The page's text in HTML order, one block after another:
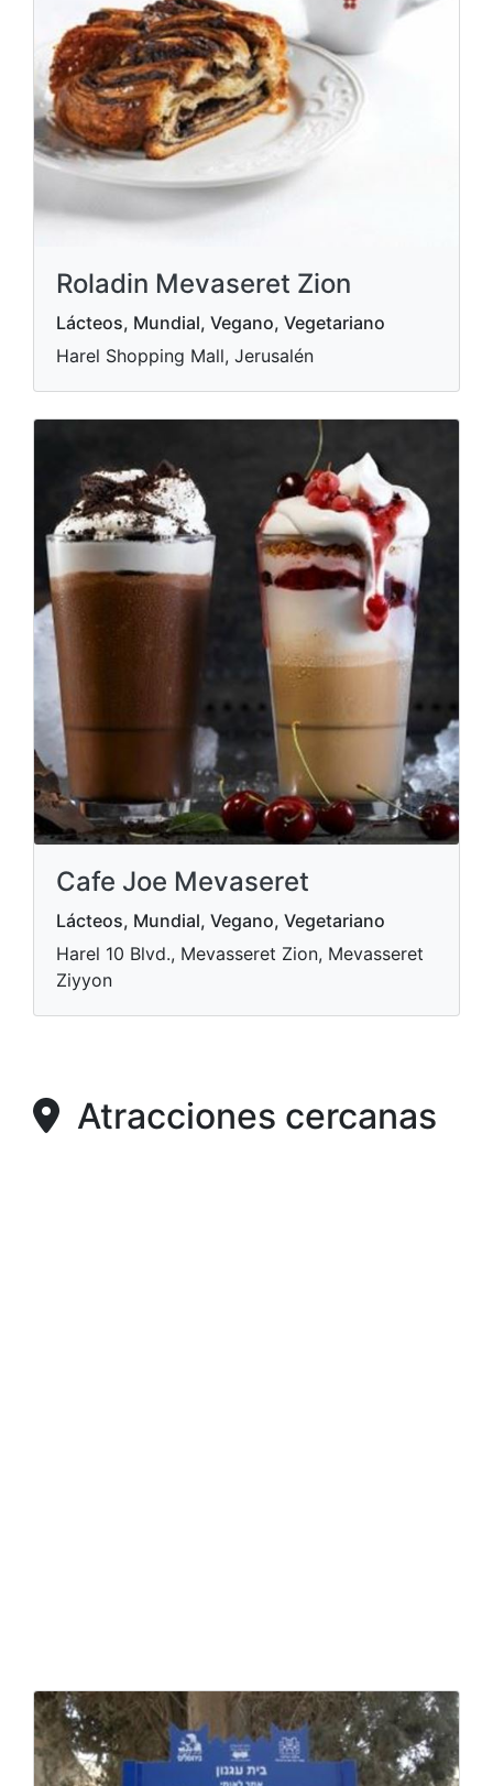
Roladin Mevaseret Zion
Lácteos, Mundial, Vegano, Vegetariano
Harel Shopping Mall, Jerusalén
Cafe Joe Mevaseret
Lácteos, Mundial, Vegano, Vegetariano
Harel 10 Blvd., Mevasseret Zion, Mevasseret
Ziyyon
Atracciones cercanas